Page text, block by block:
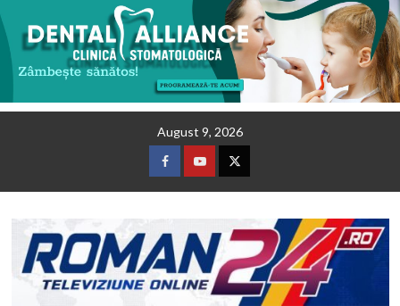
August 9, 2026
FacebookYoutubeTwitter